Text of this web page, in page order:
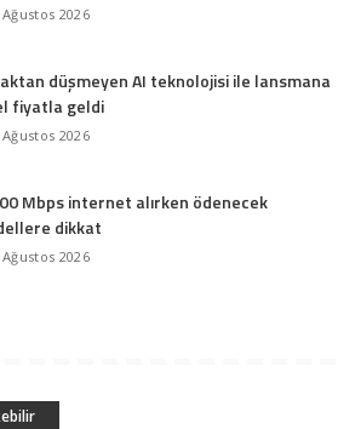
Ağustos 2026
düşmeyen AI teknolojisi ile lansmana
fiyatla geldi
Ağustos 2026
Mbps internet alırken ödenecek
dikkat
Ağustos 2026